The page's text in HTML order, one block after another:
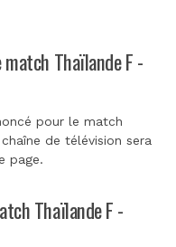
Thaïlande F -
pour le match
de télévision sera
page.
Thaïlande F -